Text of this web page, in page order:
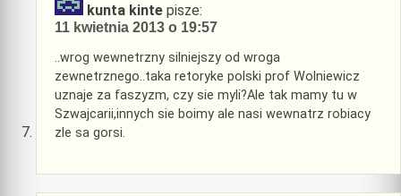
kunta kinte pisze:
11 kwietnia 2013 o 19:57
..wrog wewnetrzny silniejszy od wroga
zewnetrznego..taka retoryke polski prof Wolniewicz
uznaje za faszyzm, czy sie myli?Ale tak mamy tu w
Szwajcarii,innych sie boimy ale nasi wewnatrz robiacy
zle sa gorsi.